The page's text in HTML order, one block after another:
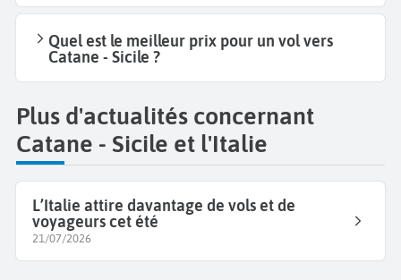
Quel est le meilleur prix pour un vol vers
Catane - Sicile ?
Plus d'actualités concernant
Catane - Sicile et l'Italie
L’Italie attire davantage de vols et de
voyageurs cet été
21/07/2026